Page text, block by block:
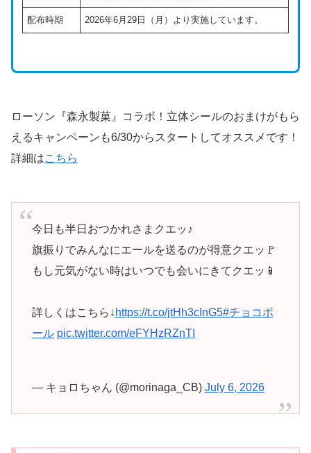
配布時期 2026年6月29日（月）より実施しています。
ローソン『森永製菓』コラボ！立体シールのおまけがもら
えるキャンペーンも6/30からスタートしてオススメです！
詳細はこちら
今日も半日おつかれさまクエッ♪
旗振りでみんなにエールを送るのが得意クエッ🚩
もし元気がない時はいつでも会いにきてクエッ📱
詳しくはこちら↓ https://t.co/jtHh3cInG5#チョコボ
ール pic.twitter.com/eFYHzRZnTI
— キョロちゃん (@morinaga_CB) July 6, 2026